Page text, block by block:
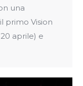
una
primo Vision
aprile) e